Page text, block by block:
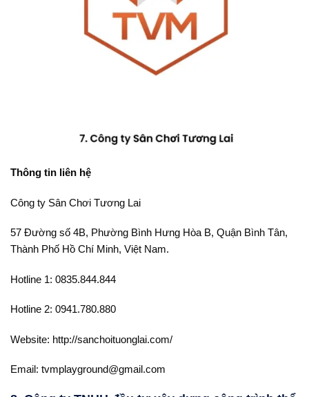
Thông tin liên hệ
Công ty Sân Chơi Tương Lai
57 Đường số 4B, Phường Bình Hưng Hòa B, Quận Bình Tân,
Thành Phố Hồ Chí Minh, Việt Nam.
Hotline 1: 0835.844.844
Hotline 2: 0941.780.880
Website: http://sanchoituonglai.com/
Email: tvmplayground@gmail.com